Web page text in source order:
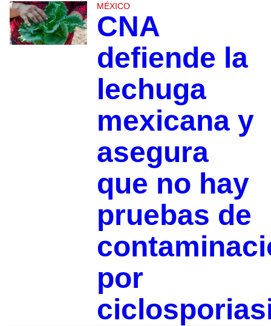
MÉXICO
CNA
defiende la
lechuga
mexicana y
asegura
que no hay
pruebas de
por